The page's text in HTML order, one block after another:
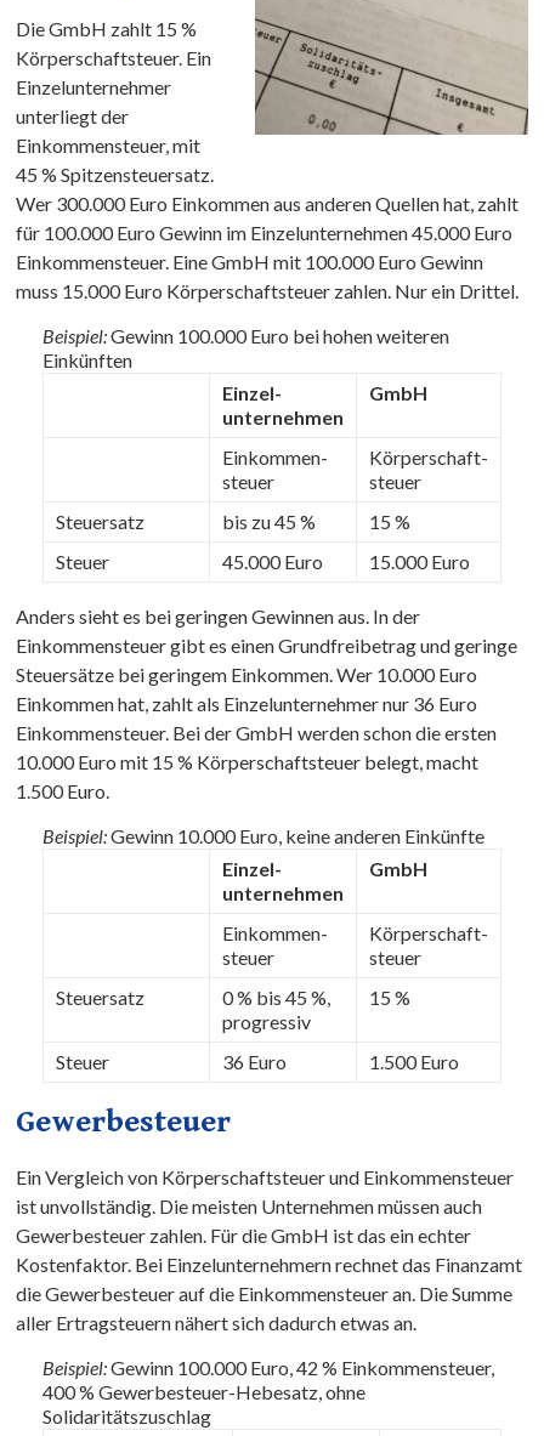
Die GmbH zahlt 15 %
Körperschaftsteuer. Ein
Einzelunternehmer
unterliegt der
Einkommensteuer, mit
45 % Spitzensteuersatz.
Wer 300.000 Euro Einkommen aus anderen Quellen hat, zahlt
für 100.000 Euro Gewinn im Einzelunternehmen 45.000 Euro
Einkommensteuer. Eine GmbH mit 100.000 Euro Gewinn
muss 15.000 Euro Körperschaftsteuer zahlen. Nur ein Drittel.
Beispiel:Gewinn 100.000 Euro bei hohen weiteren
Einkünften
Einzel­
unternehmen
GmbH
Einkommen­­
steuer
Körperschaft­­
steuer
Steuersatz
bis zu 45 %
15 %
Steuer
45.000 Euro 15.000 Euro
Anders sieht es bei geringen Gewinnen aus. In der
Einkommensteuer gibt es einen Grundfreibetrag und geringe
Steuersätze bei geringem Einkommen. Wer 10.000 Euro
Einkommen hat, zahlt als Einzelunternehmer nur 36 Euro
Einkommensteuer. Bei der GmbH werden schon die ersten
10.000 Euro mit 15 % Körperschaftsteuer belegt, macht
1.500 Euro.
Beispiel:Gewinn 10.000 Euro, keine anderen Einkünfte
Einzel­
unternehmen
GmbH
Einkommen­
steuer
Körperschaft­
steuer
Steuersatz
0 % bis 45 %,
progressiv
15 %
Steuer 36 Euro 1.500 Euro
Gewerbesteuer
Ein Vergleich von Körperschaftsteuer und Einkommensteuer
ist unvollständig. Die meisten Unternehmen müssen auch
Gewerbesteuer zahlen. Für die GmbH ist das ein echter
Kostenfaktor. Bei Einzelunternehmern rechnet das Finanzamt
die Gewerbesteuer auf die Einkommensteuer an. Die Summe
aller Ertragsteuern nähert sich dadurch etwas an.
Beispiel:Gewinn 100.000 Euro, 42 % Einkommensteuer,
400 % Gewerbesteuer-Hebesatz, ohne
Solidaritätszuschlag